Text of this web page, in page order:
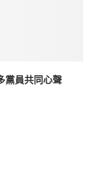
員共同心聲